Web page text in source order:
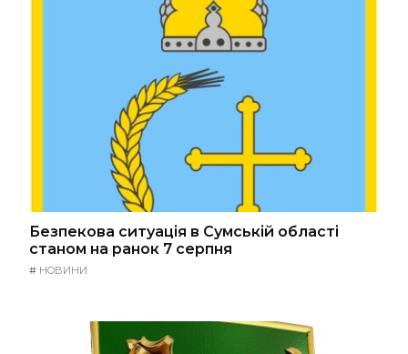
Безпекова ситуація в Сумській області
станом на ранок 7 серпня
# НОВИНИ